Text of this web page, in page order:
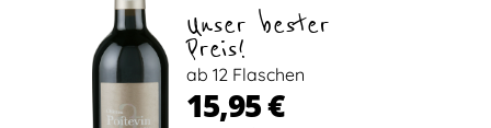
Unser bester
Preis!
ab 12 Flaschen
15,95 €